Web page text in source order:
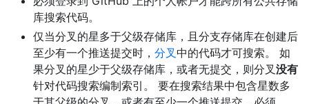
库搜索代码。
仅当分叉的星多于父级存储库，且分支存储库在创建后
至少有一个推送提交时， 分叉中的代码才可搜索。 如
果分叉的星少于父级存储库，或者无提交，则分叉没有
针对代码搜索编制索引。 要在搜索结果中包含星数多